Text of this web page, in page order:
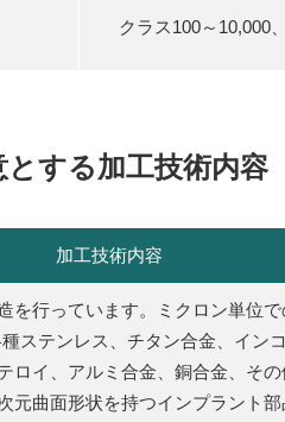
クラス100～10,000
とする加工技術内容
加工技術内容
を行っています。ミクロン単位
ステンレス、チタン合金、イン
ロイ、アルミ合金、銅合金、そ
元曲面形状を持つインプラント